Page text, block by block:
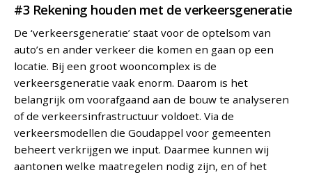
#3 Rekening houden met de verkeersgeneratie
De ‘verkeersgeneratie’ staat voor de optelsom van
auto’s en ander verkeer die komen en gaan op een
locatie. Bij een groot wooncomplex is de
verkeersgeneratie vaak enorm. Daarom is het
belangrijk om voorafgaand aan de bouw te analyseren
of de verkeersinfrastructuur voldoet. Via de
verkeersmodellen die Goudappel voor gemeenten
beheert verkrijgen we input. Daarmee kunnen wij
aantonen welke maatregelen nodig zijn, en of het